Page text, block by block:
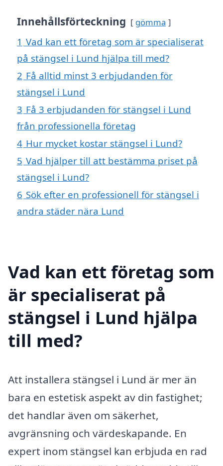
Innehållsförteckning gömma
1 Vad kan ett företag som är specialiserat
på stängsel i Lund hjälpa till med?
2 Få alltid minst 3 erbjudanden för
stängsel i Lund
3 Få 3 erbjudanden för stängsel i Lund
från professionella företag
4 Hur mycket kostar stängsel i Lund?
5 Vad hjälper till att bestämma priset på
stängsel i Lund?
6 Sök efter en professionell för stängsel i
andra städer nära Lund
Vad kan ett företag som
är specialiserat på
stängsel i Lund hjälpa
till med?
Att installera stängsel i Lund är mer än
bara en estetisk aspekt av din fastighet;
det handlar även om säkerhet,
avgränsning och värdeskapande. En
expert inom stängsel kan erbjuda en rad